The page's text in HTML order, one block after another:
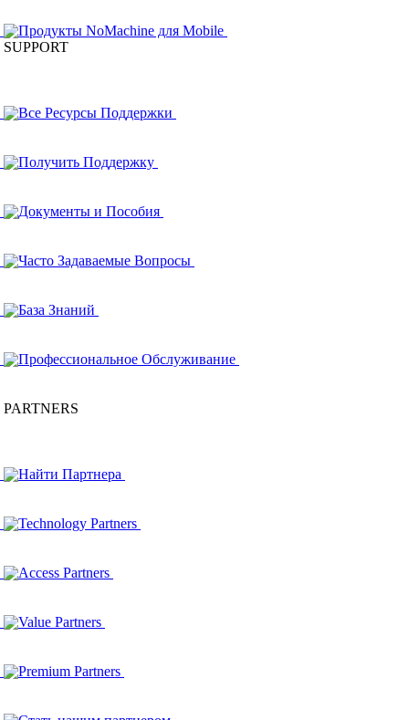
Продукты NoMachine для Mobile
SUPPORT
Все Ресурсы Поддержки
Получить Поддержку
Документы и Пособия
Часто Задаваемые Вопросы
База Знаний
Профессиональное Обслуживание
PARTNERS
Найти Партнера
Technology Partners
Access Partners
Value Partners
Premium Partners